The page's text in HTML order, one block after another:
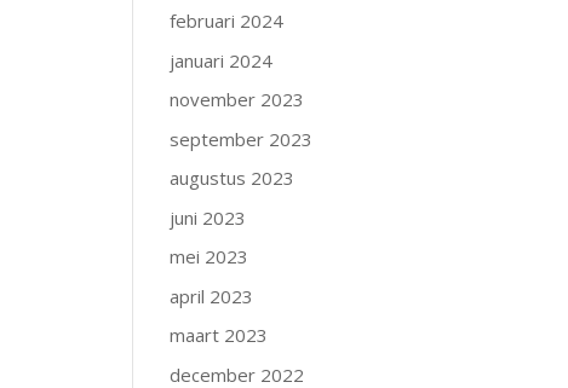
februari 2024
januari 2024
november 2023
september 2023
augustus 2023
juni 2023
mei 2023
april 2023
maart 2023
december 2022